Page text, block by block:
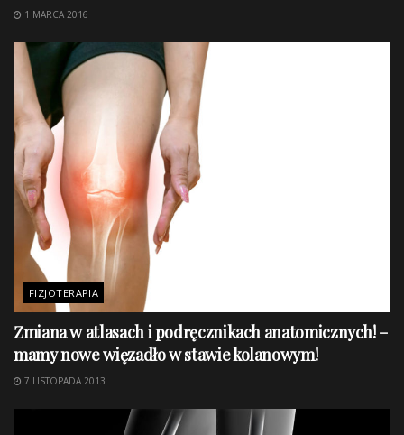
1 MARCA 2016
FIZJOTERAPIA
Zmiana w atlasach i podręcznikach anatomicznych! –
mamy nowe więzadło w stawie kolanowym!
7 LISTOPADA 2013